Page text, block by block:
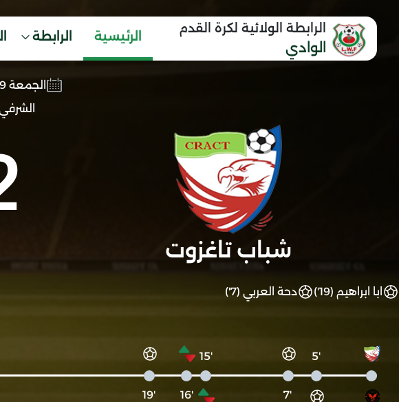
الرابطة الولائية لكرة القدم
الوادي
الرئيسية الرابطة
الجمعة 9 جانفي 2026
الشرفي
شباب تاغزوت
ابا ابراهيم (19') دحة العربي (7')
'5
'7
'15
'16
'19